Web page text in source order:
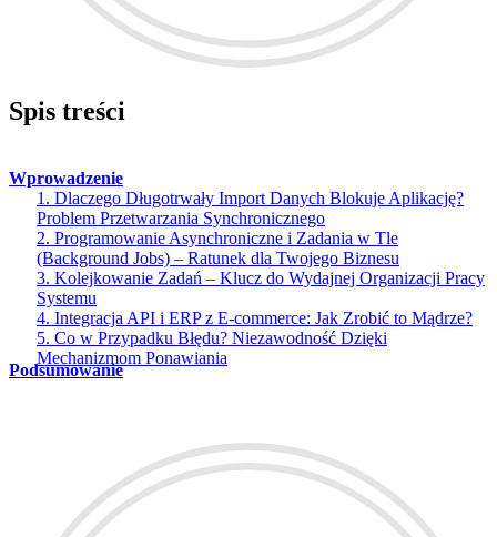
Spis treści
Wprowadzenie
1. Dlaczego Długotrwały Import Danych Blokuje Aplikację?
Problem Przetwarzania Synchronicznego
2. Programowanie Asynchroniczne i Zadania w Tle
(Background Jobs) – Ratunek dla Twojego Biznesu
3. Kolejkowanie Zadań – Klucz do Wydajnej Organizacji Pracy
Systemu
4. Integracja API i ERP z E-commerce: Jak Zrobić to Mądrze?
5. Co w Przypadku Błędu? Niezawodność Dzięki
Mechanizmom Ponawiania
Podsumowanie